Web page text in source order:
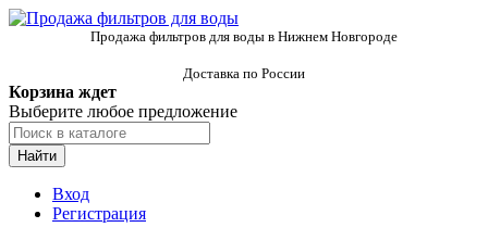
Продажа фильтров для воды в Нижнем Новгороде
Доставка по России
Корзина ждет
Выберите любое предложение
Найти
Вход
Регистрация